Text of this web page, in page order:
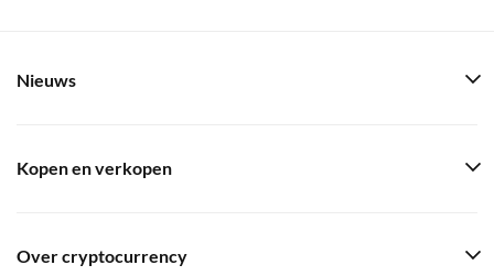
Nieuws
Kopen en verkopen
Over cryptocurrency